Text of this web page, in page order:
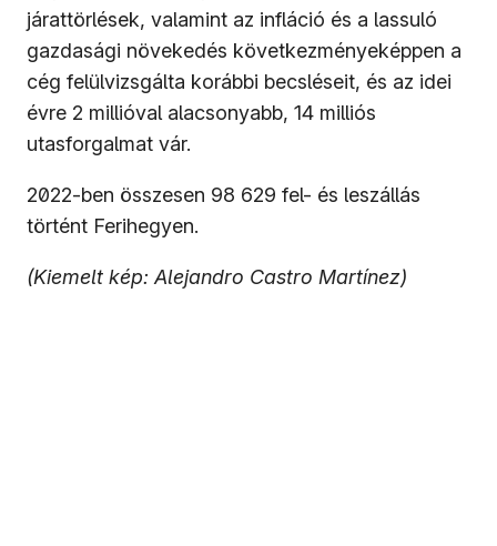
járattörlések, valamint az infláció és a lassuló
gazdasági növekedés következményeképpen a
cég felülvizsgálta korábbi becsléseit, és az idei
évre 2 millióval alacsonyabb, 14 milliós
utasforgalmat vár.
2022-ben összesen 98 629 fel- és leszállás
történt Ferihegyen.
(Kiemelt kép: Alejandro Castro Martínez)